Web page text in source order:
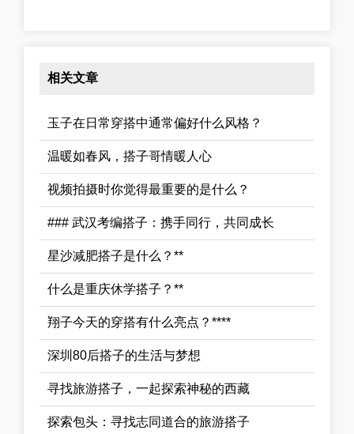
相关文章
玉子在日常穿搭中通常偏好什么风格？
温暖如春风，搭子哥情暖人心
视频拍摄时你觉得最重要的是什么？
### 武汉考编搭子：携手同行，共同成长
星沙减肥搭子是什么？**
什么是重庆休学搭子？**
翔子今天的穿搭有什么亮点？****
深圳80后搭子的生活与梦想
寻找旅游搭子，一起探索神秘的西藏
探索包头：寻找志同道合的旅游搭子